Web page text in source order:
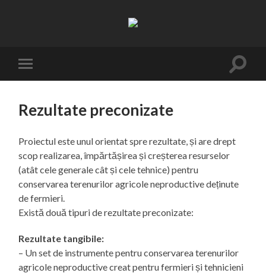
Resifarms
Toggle
mobile
Toggle
Rezultate preconizate
Proiectul este unul orientat spre rezultate, și are drept
scop realizarea, împărtășirea și creșterea resurselor
(atât cele generale cât și cele tehnice) pentru
conservarea terenurilor agricole neproductive deținute
de fermieri.
Există două tipuri de rezultate preconizate:
Rezultate tangibile:
– Un set de instrumente pentru conservarea terenurilor
agricole neproductive creat pentru fermieri și tehnicieni